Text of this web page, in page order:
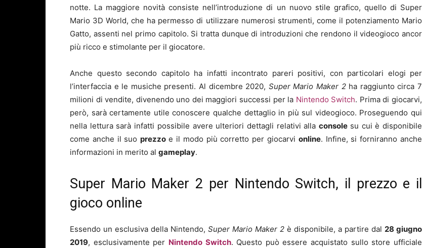
notte. La maggiore novità consiste nell’introduzione di un nuovo stile grafico, quello di Super
Mario 3D World, che ha permesso di utilizzare numerosi strumenti, come il potenziamento Mario
Gatto, assenti nel primo capitolo. Si tratta dunque di introduzioni che rendono il videogioco ancor
più ricco e stimolante per il giocatore.
Anche questo secondo capitolo ha infatti incontrato pareri positivi, con particolari elogi per
l’interfaccia e le musiche presenti. Al dicembre 2020, Super Mario Maker 2 ha raggiunto circa 7
milioni di vendite, divenendo uno dei maggiori successi per la Nintendo Switch. Prima di giocarvi,
però, sarà certamente utile conoscere qualche dettaglio in più sul videogioco. Proseguendo qui
nella lettura sarà infatti possibile avere ulteriori dettagli relativi allaconsole su cui è disponibile
come anche il suoprezzoe il modo più corretto per giocarvi online. Infine, si forniranno anche
informazioni in merito al gameplay.
Super Mario Maker 2 per Nintendo Switch, il prezzo e il
gioco online
Essendo un esclusiva della Nintendo, Super Mario Maker 2 è disponibile, a partire dal 28 giugno
2019, esclusivamente per Nintendo Switch. Questo può essere acquistato sullo store ufficiale